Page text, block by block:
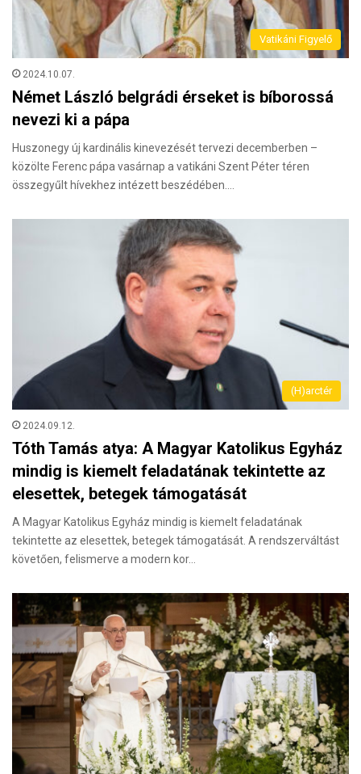
Vatikáni Figyelő
2024.10.07.
Német László belgrádi érseket is bíborossá
nevezi ki a pápa
Huszonegy új kardinális kinevezését tervezi decemberben –
közölte Ferenc pápa vasárnap a vatikáni Szent Péter téren
összegyűlt hívekhez intézett beszédében.…
(H)arctér
2024.09.12.
Tóth Tamás atya: A Magyar Katolikus Egyház
mindig is kiemelt feladatának tekintette az
elesettek, betegek támogatását
A Magyar Katolikus Egyház mindig is kiemelt feladatának
tekintette az elesettek, betegek támogatását. A rendszerváltást
követően, felismerve a modern kor…